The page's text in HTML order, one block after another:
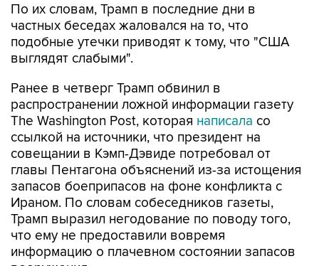
По их словам, Трамп в последние дни в
частных беседах жаловался на то, что
подобные утечки приводят к тому, что "США
выглядят слабыми".
Ранее в четверг Трамп обвинил в
распространении ложной информации газету
The Washington Post, которая написала со
ссылкой на источники, что президент на
совещании в Кэмп-Дэвиде потребовал от
главы Пентагона объяснений из-за истощения
запасов боеприпасов на фоне конфликта с
Ираном. По словам собеседников газеты,
Трамп выразил негодование по поводу того,
что ему не предоставили вовремя
информацию о плачевном состоянии запасов